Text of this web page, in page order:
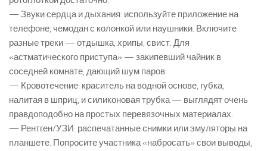
— Звуки сердца и дыхания: используйте приложение на
телефоне, чемодан с колонкой или наушники. Включите
разные треки — отдышка, хрипы, свист. Для
«астматического приступа» — закипевший чайник в
соседней комнате, дающий шум паров.
— Кровотечение: краситель на водной основе, губка,
налитая в шприц, и силиконовая трубка — выглядят очень
правдоподобно на простых перевязочных материалах.
— Рентген/УЗИ: распечатанные снимки или эмуляторы на
планшете. Попросите участника «набросать» свои выводы,